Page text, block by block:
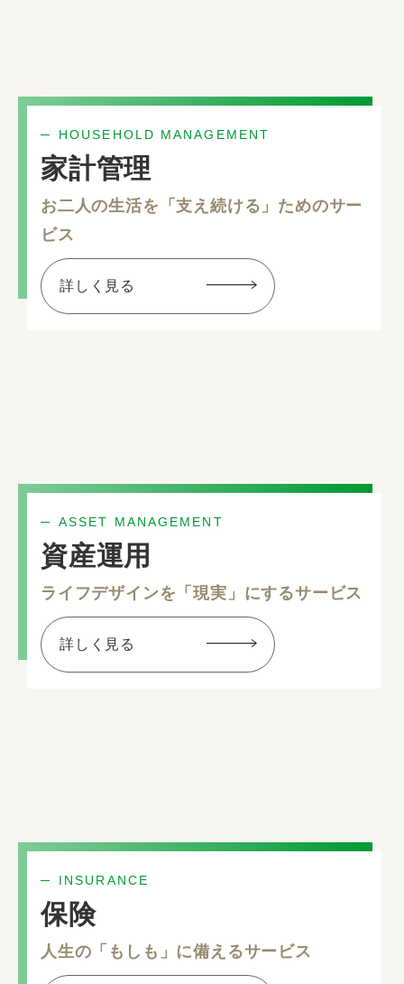
HOUSEHOLD MANAGEMENT
家計管理
お二人の生活を「支え続ける」ためのサー
ビス
詳しく見る
ASSET MANAGEMENT
資産運用
ライフデザインを「現実」にするサービス
詳しく見る
INSURANCE
保険
人生の「もしも」に備えるサービス